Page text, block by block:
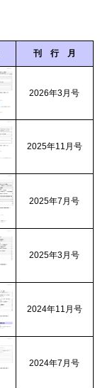
刊 行 月
2026年3月号
2025年11月号
2025年7月号
2025年3月号
2024年11月号
2024年7月号